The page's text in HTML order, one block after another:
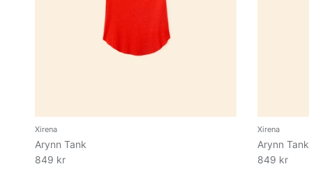
Xirena
Arynn Tank
849 kr
Xirena
Arynn Tank
849 kr